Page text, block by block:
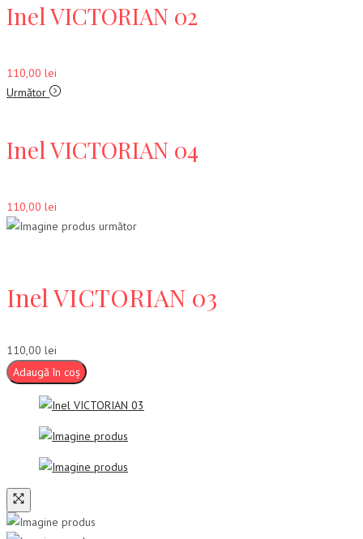
Inel VICTORIAN 02
110,00 lei
Următor
Inel VICTORIAN 04
110,00 lei
Inel VICTORIAN 03
110,00 lei
Adaugă în coș